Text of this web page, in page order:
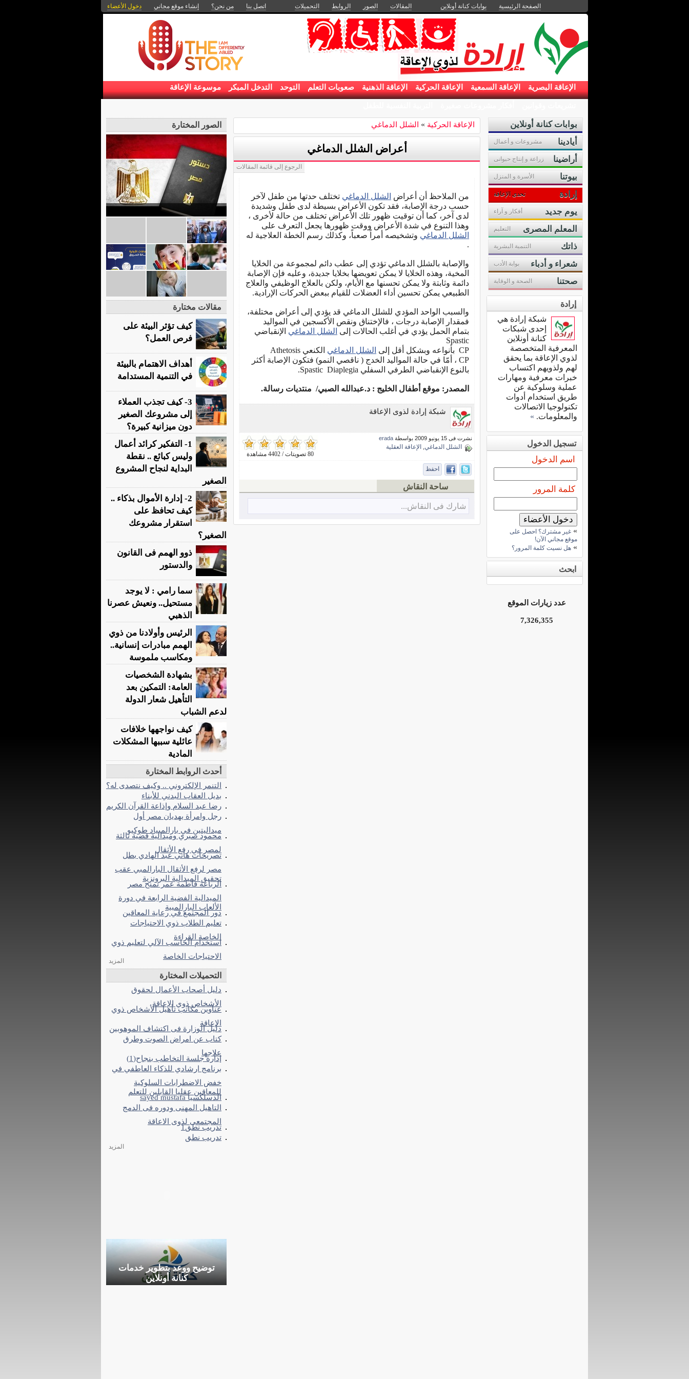
الصفحة الرئيسية بوابات كنانة أونلاين المقالات الصور الروابط التحميلات اتصل بنا من نحن؟ إنشاء موقع مجاني دخول الأعضاء
الإعاقة البصرية الإعاقة السمعية الإعاقة الحركية الإعاقة الذهنية صعوبات التعلم التوحد التدخل المبكر موسوعة الإعاقة
الإعاقة الحركية » الشلل الدماغي
أعراض الشلل الدماغي
الرجوع إلى قائمة المقالات
من الملاحظ أن أعراض الشلل الدماغي تختلف حدتها من طفل لآخر
حسب درجة الإصابة، فقد تكون الأعراض بسيطة لدى طفل وشديدة
لدى آخر، كما أن توقيت ظهور تلك الأعراض تختلف من حالة لأخرى ،
وهذا التنوع في شدة الأعراض ووقت ظهورها يجعل التعرف على
الشلل الدماغي وتشخيصه أمراً صعباً، وكذلك رسم الخطة العلاجية له
.
والإصابة بالشلل الدماغي تؤدي إلى عطب دائم لمجموعة من الخلايا
المخية، وهذه الخلايا لا يمكن تعويضها بخلايا جديدة، وعليه فإن الإصابة
دائمة وثابتة ولا يمكن تحسنها مع الأيام، ولكن بالعلاج الوظيفي والعلاج
الطبيعي يمكن تحسين أداء العضلات للقيام ببعض الحركات الإرادية.
والسبب الواحد المؤدي للشلل الدماغي قد يؤدي إلى أعراض مختلفة،
فمقدار الإصابة درجات ، فالإختناق ونقص الأكسجين في المواليد
بتمام الحمل يؤدي في أغلب الحالات إلى الشلل الدماغي الإنقباضي
Spastic
CP بأنواعه وبشكل أقل إلى
الشلل الدماغي الكنعي Athetosis
CP ، أمّا في حالة المواليد الخدج ( ناقصي النمو) فتكون الإصابة أكثر
بالنوع الإنقباضي الطرفي السفلي Spastic Diaplegia.
المصدر: موقع أطفال الخليج : د.عبدالله الصبي/ منتديات رسالة.
شبكة إرادة لذوى الإعاقة
80 تصويتات / 4402 مشاهدة
نشرت فى 15 يونيو 2009 بواسطة erada
الشلل الدماغي الإعاقة العقلية
احفظ
ساحة النقاش
شارك فى النقاش...
بوابات كنانة أونلاين
أيادينا
مشروعات و أعمال
أراضينا زراعة و إنتاج حيوانى
بيوتنا الأسرة و المنزل
إرادة تحدى الإعاقة
يوم جديد أفكار و آراء
المعلم المصرى التعليم
ذاتك التنمية البشرية
شعراء و أدباء بوابة الأدب
صحتنا الصحة و الوقاية
إرادة
شبكة إرادة هي
إحدى شبكات
كنانة أونلاين
المعرفية المتخصصة
لذوي الإعاقة بما يحقق
لهم ولذويهم اكتساب
خبرات معرفية ومهارات
عملية وسلوكية عن
طريق استخدام أدوات
تكنولوجيا الاتصالات
والمعلومات. »
تسجيل الدخول
اسم الدخول
كلمة المرور
» غير مشترك؟ احصل على
موقع مجاني الآن!
» هل نسيت كلمة المرور؟
ابحث
عدد زيارات الموقع
7,326,355
الصور المختارة
مقالات مختارة
كيف تؤثر البيئة على
فرص العمل؟
أهداف الاهتمام بالبيئة
في التنمية المستدامة
3- كيف تجذب العملاء
إلى مشروعك الصغير
دون ميزانية كبيرة؟
1- التفكير كرائد أعمال
وليس كبائع .. نقطة
البداية لنجاح المشروع
الصغير
2- إدارة الأموال بذكاء ..
كيف تحافظ على
استقرار مشروعك
الصغير؟
ذوو الهمم فى القانون
والدستور
سما رامي : لا يوجد
مستحيل.. ونعيش عصرنا
الذهبي
الرئيس وأولادنا من ذوي
الهمم مبادرات إنسانية..
ومكاسب ملموسة
بشهادة الشخصيات
العامة: التمكين بعد
التأهيل شعار الدولة
لدعم الشباب
كيف نواجهها خلافات
عائلية سببها المشكلات
المادية
أحدث الروابط المختارة
التنمر الإلكتروني .. وكيف نتصدى له؟
بديل العقاب البدني للأبناء
رضا عبد السلام وإذاعة القرآن الكريم
رجل وامرأة يهديان مصر أول
ميداليتين في بارالمبياد طوكيو
محمود صبري وميدالية فضية ثالثة
لمصر في رفع الأثقال
تصريحات هاني عبد الهادي بطل
مصر لرفع الأثقال البارالمبي عقب
تحقيق الميدالية البرونزية
الرباعة فاطمة عمر تمنح مصر
الميدالية الفضية الرابعة في دورة
الألعاب البارالمبية
دور المجتمع في رعاية المعاقين
تعليم الطلاب ذوي الاحتياجات
الخاصة القراءة
استخدام الحاسب الآلي لتعليم ذوي
الاحتياجات الخاصة
المزيد
التحميلات المختارة
دليل أصحاب الأعمال لحقوق
الأشخاص ذوي الإعاقة
عناوين مكاتب تأهيل الأشخاص ذوي
الإعاقة
دليل الوزارة فى اكتشاف الموهوبين
كتاب عن امراض الصوت وطرق
علاجها
إدارة جلسة التخاطب بنجاح(1)
برنامج ارشادي للذكاء العاطفي في
خفض الاضطرابات السلوكية
للمعاقين عقليا القابلين للتعلم
الدسلكسيا sayed mustafa
التاهيل المهنى ودوره فى الدمج
المجتمعى لذوى الاعاقة
تدريب نطق1
تدريب نطق
المزيد
توضيح ووعد بتطوير خدمات
كنانة أونلاين